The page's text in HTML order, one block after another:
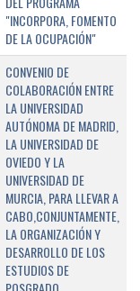
"INCORPORA, FOMENTO
DE LA OCUPACIÓN"
CONVENIO DE
COLABORACIÓN ENTRE
LA UNIVERSIDAD
AUTÓNOMA DE MADRID,
LA UNIVERSIDAD DE
OVIEDO Y LA
UNIVERSIDAD DE
MURCIA, PARA LLEVAR A
CABO,CONJUNTAMENTE,
LA ORGANIZACIÓN Y
DESARROLLO DE LOS
ESTUDIOS DE